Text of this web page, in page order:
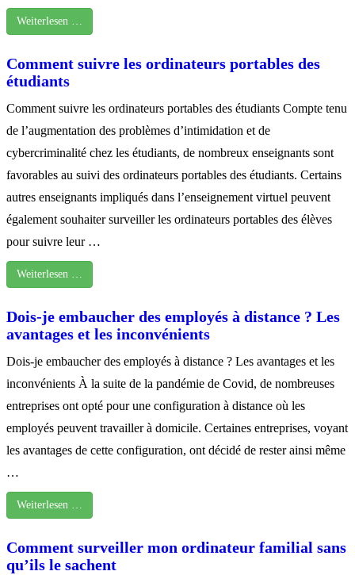
Weiterlesen …
Comment suivre les ordinateurs portables des
étudiants
Comment suivre les ordinateurs portables des étudiants Compte tenu
de l’augmentation des problèmes d’intimidation et de
cybercriminalité chez les étudiants, de nombreux enseignants sont
favorables au suivi des ordinateurs portables des étudiants. Certains
autres enseignants impliqués dans l’enseignement virtuel peuvent
également souhaiter surveiller les ordinateurs portables des élèves
pour suivre leur …
Weiterlesen …
Dois-je embaucher des employés à distance ? Les
avantages et les inconvénients
Dois-je embaucher des employés à distance ? Les avantages et les
inconvénients À la suite de la pandémie de Covid, de nombreuses
entreprises ont opté pour une configuration à distance où les
employés peuvent travailler à domicile. Certaines entreprises, voyant
les avantages de cette configuration, ont décidé de rester ainsi même
…
Weiterlesen …
Comment surveiller mon ordinateur familial sans
qu’ils le sachent